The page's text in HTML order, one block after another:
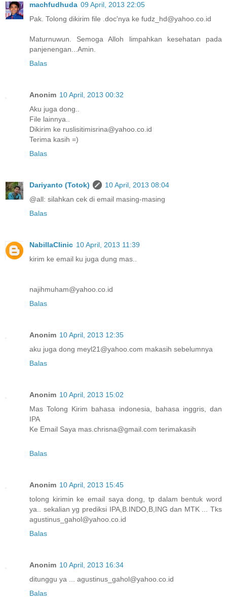
machfudhuda 09 April, 2013 22:05
Pak. Tolong dikirim file .doc'nya ke fudz_hd@yahoo.co.id
Maturnuwun. Semoga Alloh limpahkan kesehatan pada
panjenengan...Amin.
Balas
Anonim 10 April, 2013 00:32
Aku juga dong..
File lainnya..
Dikirim ke ruslisitimisrina@yahoo.co.id
Terima kasih =)
Balas
Dariyanto (Totok)
10 April, 2013 08:04
@all: silahkan cek di email masing-masing
Balas
NabillaClinic 10 April, 2013 11:39
kirim ke email ku juga dung mas..
najihmuham@yahoo.co.id
Balas
Anonim 10 April, 2013 12:35
aku juga dong meyl21@yahoo.com makasih sebelumnya
Balas
Anonim 10 April, 2013 15:02
Mas Tolong Kirim bahasa indonesia, bahasa inggris, dan
IPA
Ke Email Saya mas.chrisna@gmail.com terimakasih
Balas
Anonim 10 April, 2013 15:45
tolong kirimin ke email saya dong, tp dalam bentuk word
ya.. sekalian yg prediksi IPA,B.INDO,B,ING dan MTK ... Tks
agustinus_gahol@yahoo.co.id
Balas
Anonim 10 April, 2013 16:34
ditunggu ya ... agustinus_gahol@yahoo.co.id
Balas